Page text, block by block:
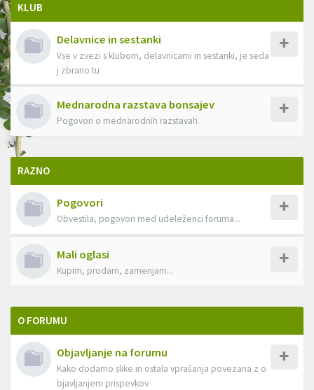
KLUB
Delavnice in sestanki
Vse v zvezi s klubom, delavnicami in sestanki, je seda
j zbrano tu
Mednarodna razstava bonsajev
Pogovori o mednarodnih razstavah.
RAZNO
Pogovori
Obvestila, pogovori med udeleženci foruma...
Mali oglasi
Kupim, prodam, zamenjam...
O FORUMU
Objavljanje na forumu
Kako dodamo slike in ostala vprašanja povezana z o
bjavljanjem prispevkov